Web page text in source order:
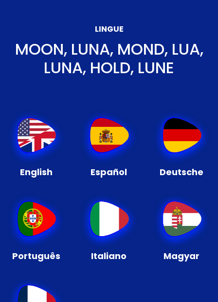
LINGUE
MOON, LUNA, MOND, LUA,
LUNA, HOLD, LUNE
English Español Deutsche
Português Italiano Magyar